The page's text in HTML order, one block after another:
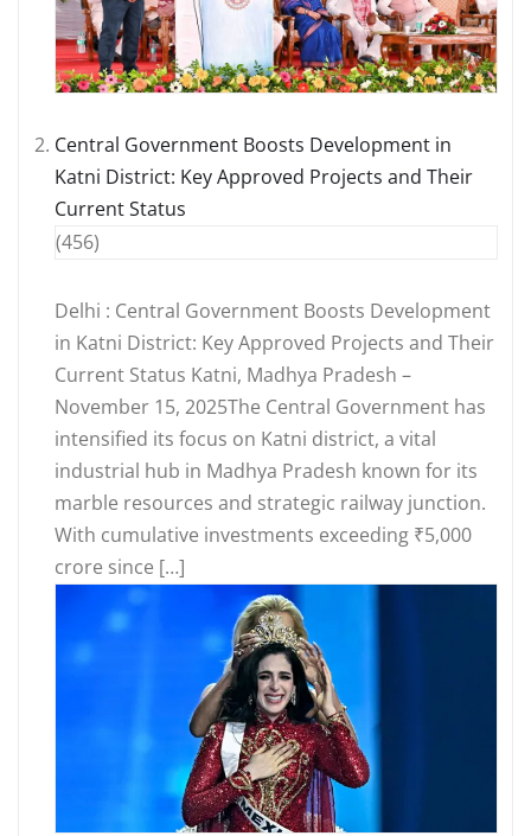
Central Government Boosts Development in
Katni District: Key Approved Projects and Their
Current Status
(456)
Delhi : Central Government Boosts Development
in Katni District: Key Approved Projects and Their
Current Status Katni, Madhya Pradesh –
November 15, 2025The Central Government has
intensified its focus on Katni district, a vital
industrial hub in Madhya Pradesh known for its
marble resources and strategic railway junction.
With cumulative investments exceeding ₹5,000
crore since […]